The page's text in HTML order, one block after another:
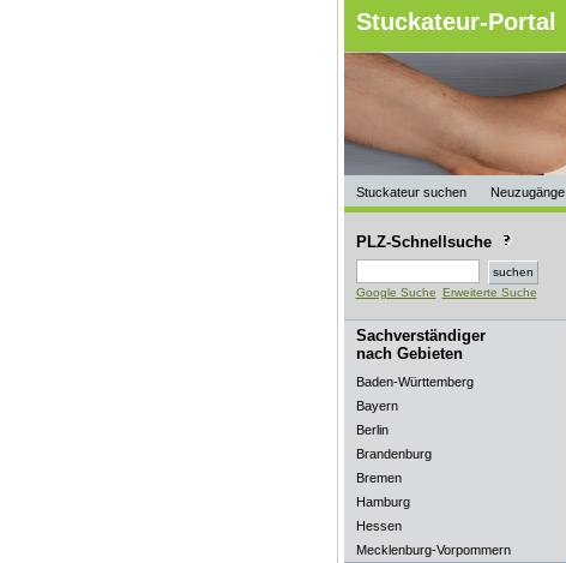
Stuckateur-Portal
Stuckateur suchen Neuzugänge
PLZ-Schnellsuche
Google Suche Erweiterte Suche
Sachverständiger
nach Gebieten
Baden-Württemberg
Bayern
Berlin
Brandenburg
Bremen
Hamburg
Hessen
Mecklenburg-Vorpommern